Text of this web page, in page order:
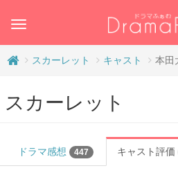
Toggle
スカーレット
キャスト 本田
スカーレット
ドラマ感想 447 キャスト評価